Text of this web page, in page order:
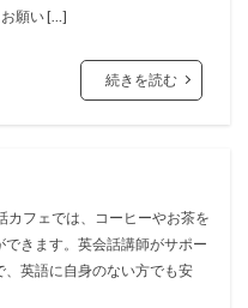
願い […]
続きを読む
カフェでは、コーヒーやお茶を
きます。英会話講師がサポー
、英語に自身のない方でも安